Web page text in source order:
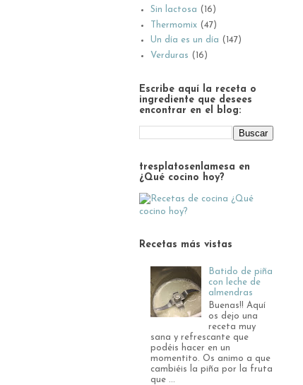
Sin lactosa (16)
Thermomix (47)
Un día es un día (147)
Verduras (16)
Escribe aquí la receta o
ingrediente que desees
encontrar en el blog:
tresplatosenlamesa en
¿Qué cocino hoy?
Recetas más vistas
Batido de piña
con leche de
almendras
Buenas!! Aquí
os dejo una
receta muy
sana y refrescante que
podéis hacer en un
momentito. Os animo a que
cambiéis la piña por la fruta
que ...